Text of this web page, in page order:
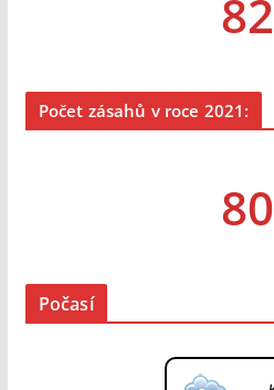
82
Počet zásahů v roce 2021:
80
Počasí